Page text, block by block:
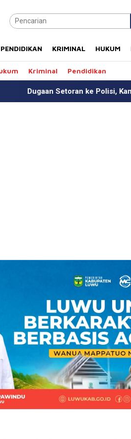
PENDIDIKAN KRIMINAL HUKUM
Kriminal Pendidikan
ke Polisi, Kanit Tipidter Polres